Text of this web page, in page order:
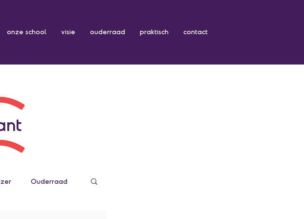
Ouderraad
onze school visie ouderraad praktisch contact